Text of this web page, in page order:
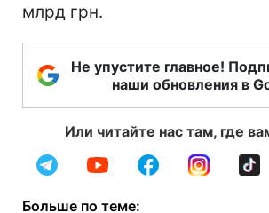
млрд грн.
Не упустите главное!
наши обновления в
Или читайте нас там, где
Больше по теме: